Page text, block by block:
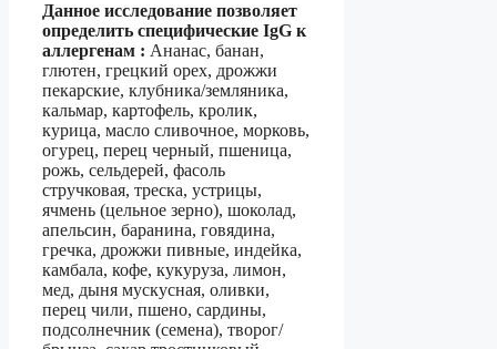
Данное исследование позволяет
определить специфические IgG к
аллергенам : Ананас, банан,
глютен, грецкий орех, дрожжи
пекарские, клубника/земляника,
кальмар, картофель, кролик,
курица, масло сливочное, морковь,
огурец, перец черный, пшеница,
рожь, сельдерей, фасоль
стручковая, треска, устрицы,
ячмень (цельное зерно), шоколад,
апельсин, баранина, говядина,
гречка, дрожжи пивные, индейка,
камбала, кофе, кукуруза, лимон,
мед, дыня мускусная, оливки,
перец чили, пшено, сардины,
подсолнечник (семена), творог/